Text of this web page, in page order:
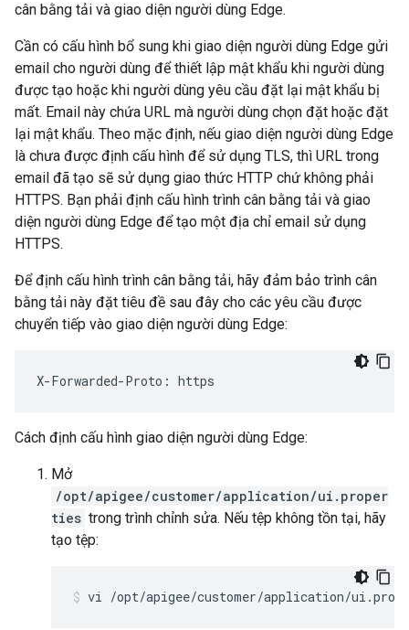
cân bằng tải và giao diện người dùng Edge.
Cần có cấu hình bổ sung khi giao diện người dùng Edge gửi
email cho người dùng để thiết lập mật khẩu khi người dùng
được tạo hoặc khi người dùng yêu cầu đặt lại mật khẩu bị
mất. Email này chứa URL mà người dùng chọn đặt hoặc đặt
lại mật khẩu. Theo mặc định, nếu giao diện người dùng Edge
là chưa được định cấu hình để sử dụng TLS, thì URL trong
email đã tạo sẽ sử dụng giao thức HTTP chứ không phải
HTTPS. Bạn phải định cấu hình trình cân bằng tải và giao
diện người dùng Edge để tạo một địa chỉ email sử dụng
HTTPS.
Để định cấu hình trình cân bằng tải, hãy đảm bảo trình cân
bằng tải này đặt tiêu đề sau đây cho các yêu cầu được
chuyển tiếp vào giao diện người dùng Edge:
X-Forwarded-Proto: https
Cách định cấu hình giao diện người dùng Edge:
Mở
/opt/apigee/customer/application/ui.proper
ties trong trình chỉnh sửa. Nếu tệp không tồn tại, hãy
tạo tệp:
vi /opt/apigee/customer/application/